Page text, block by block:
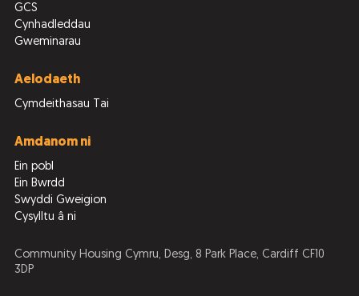
GCS
Cynhadleddau
Gweminarau
Aelodaeth
Cymdeithasau Tai
Amdanom ni
Ein pobl
Ein Bwrdd
Swyddi Gweigion
Cysylltu â ni
Community Housing Cymru, Desg, 8 Park Place, Cardiff CF10
3DP